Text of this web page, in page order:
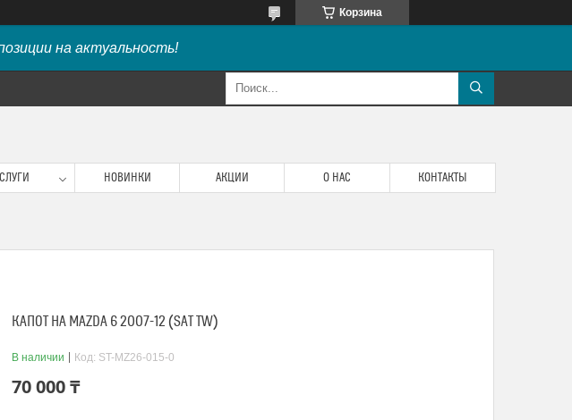
Корзина
на актуальность!
НОВИНКИ АКЦИИ О НАС КОНТАКТЫ
КАПОТ НА MAZDA 6 2007-12 (SAT TW)
В наличии Код: ST-MZ26-015-0
70 000 ₸